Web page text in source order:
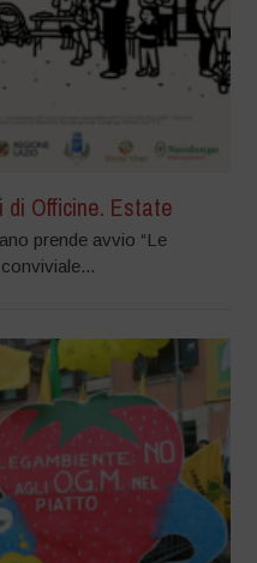
Officine. Estate
prende avvio “Le